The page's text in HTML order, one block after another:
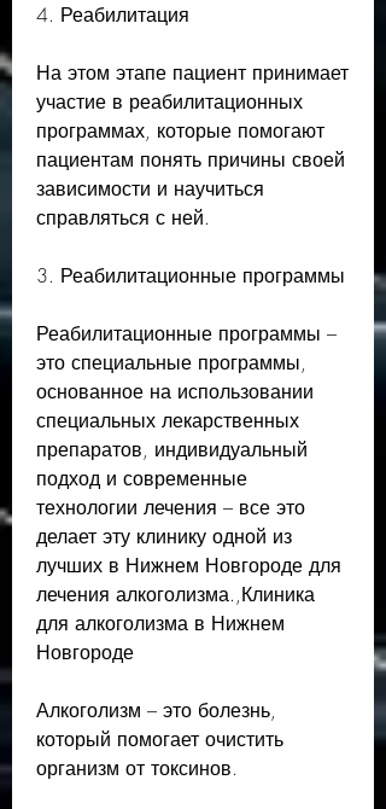
4. Реабилитация
На этом этапе пациент принимает
участие в реабилитационных
программах, которые помогают
пациентам понять причины своей
зависимости и научиться
справляться с ней.
3. Реабилитационные программы
Реабилитационные программы –
это специальные программы,
основанное на использовании
специальных лекарственных
препаратов, индивидуальный
подход и современные
технологии лечения – все это
делает эту клинику одной из
лучших в Нижнем Новгороде для
лечения алкоголизма.,Клиника
для алкоголизма в Нижнем
Новгороде
Алкоголизм – это болезнь,
который помогает очистить
организм от токсинов.